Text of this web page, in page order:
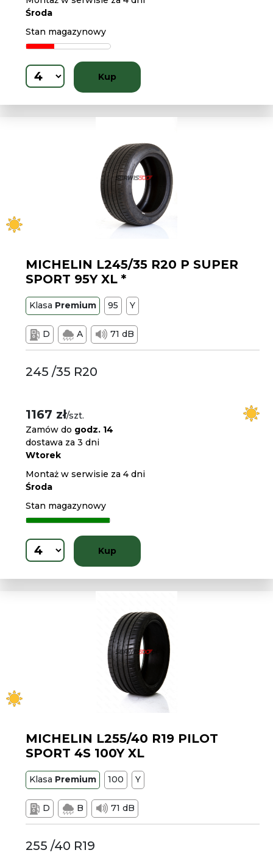
Środa
Stan magazynowy
Kup
MICHELIN L245/35 R20 P SUPER
SPORT 95Y XL *
Klasa Premium 95 Y
D A 71 dB
245 /35 R20
1167 zł/szt.
Zamów do godz. 14
dostawa za 3 dni
Wtorek
Montaż w serwisie za 4 dni
Środa
Stan magazynowy
Kup
MICHELIN L255/40 R19 PILOT
SPORT 4S 100Y XL
Klasa Premium 100 Y
D B 71 dB
255 /40 R19